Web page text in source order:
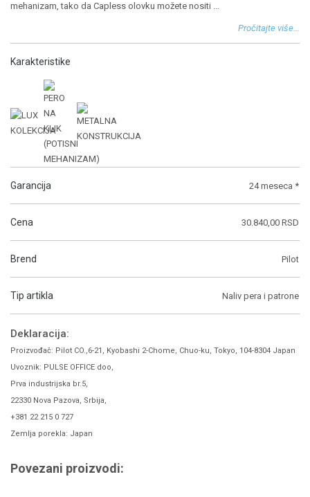
mehanizam, tako da Capless olovku možete nositi ...
Pročitajte više...
Karakteristike
Garancija 24 meseca *
Cena 30.840,00 RSD
Brend Pilot
Tip artikla Naliv pera i patrone
Deklaracija:
Proizvođač: Pilot CO.,6-21, Kyobashi 2-Chome, Chuo-ku, Tokyo, 104-8304 Japan
Uvoznik: PULSE OFFICE doo,
Prva industrijska br.5,
22330 Nova Pazova, Srbija,
+381 22 215 0 727
Zemlja porekla: Japan
Povezani proizvodi: